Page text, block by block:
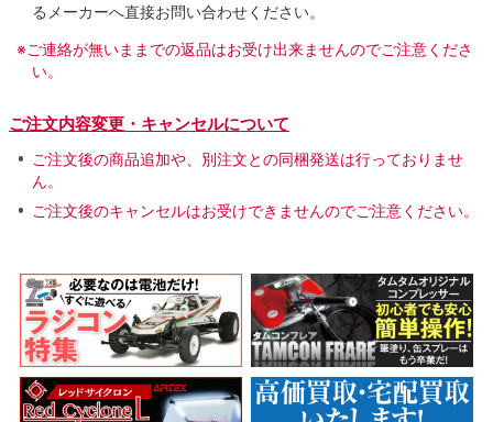
るメーカーへ直接お問い合わせください。
※ご連絡が無いままでの返品はお受け出来ませんのでご注意くださ
い。
ご注文内容変更・キャンセルについて
ご注文後の商品追加や、別注文との同梱発送は行っておりませ
ん。
ご注文後のキャンセルはお受けできませんのでご注意ください。